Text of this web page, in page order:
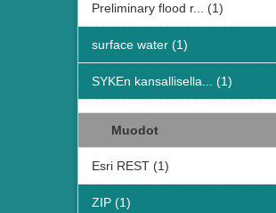
Preliminary flood r... (1)
surface water (1)
SYKEn kansallisella... (1)
Muodot
Esri REST (1)
ZIP (1)